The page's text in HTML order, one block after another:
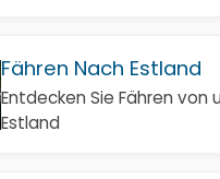
Fähren Nach Estland
Entdecken Sie Fähren von
Estland